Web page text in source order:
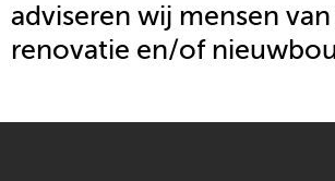
adviseren wij mensen
renovatie en/of